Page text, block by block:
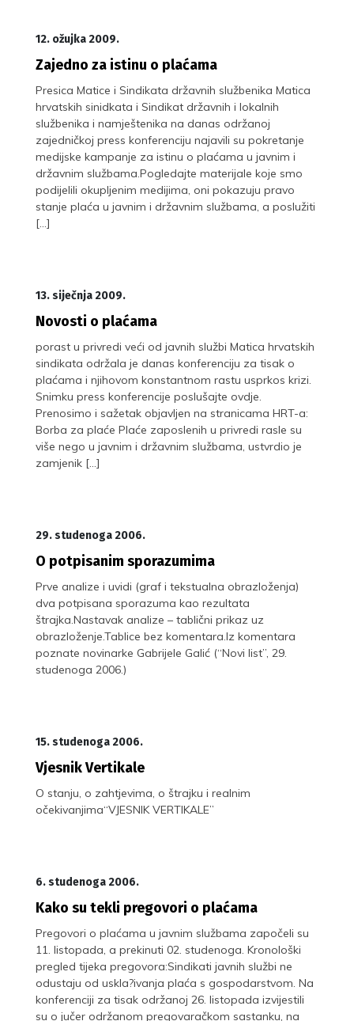
12. ožujka 2009.
Zajedno za istinu o plaćama
Presica Matice i Sindikata državnih službenika Matica
hrvatskih sinidkata i Sindikat državnih i lokalnih
službenika i namještenika na danas održanoj
zajedničkoj press konferenciju najavili su pokretanje
medijske kampanje za istinu o plaćama u javnim i
državnim službama.Pogledajte materijale koje smo
podijelili okupljenim medijima, oni pokazuju pravo
stanje plaća u javnim i državnim službama, a poslužiti
[…]
13. siječnja 2009.
Novosti o plaćama
porast u privredi veći od javnih službi Matica hrvatskih
sindikata održala je danas konferenciju za tisak o
plaćama i njihovom konstantnom rastu usprkos krizi.
Snimku press konferencije poslušajte ovdje.
Prenosimo i sažetak objavljen na stranicama HRT-a:
Borba za plaće Plaće zaposlenih u privredi rasle su
više nego u javnim i državnim službama, ustvrdio je
zamjenik […]
29. studenoga 2006.
O potpisanim sporazumima
Prve analize i uvidi (graf i tekstualna obrazloženja)
dva potpisana sporazuma kao rezultata
štrajka.Nastavak analize – tablični prikaz uz
obrazloženje.Tablice bez komentara.Iz komentara
poznate novinarke Gabrijele Galić (“Novi list”, 29.
studenoga 2006.)
15. studenoga 2006.
Vjesnik Vertikale
O stanju, o zahtjevima, o štrajku i realnim
očekivanjima“VJESNIK VERTIKALE”
6. studenoga 2006.
Kako su tekli pregovori o plaćama
Pregovori o plaćama u javnim službama započeli su
11. listopada, a prekinuti 02. studenoga. Kronološki
pregled tijeka pregovora:Sindikati javnih službi ne
odustaju od uskla?ivanja plaća s gospodarstvom. Na
konferenciji za tisak održanoj 26. listopada izvijestili
su o jučer održanom pregovaračkom sastanku, na